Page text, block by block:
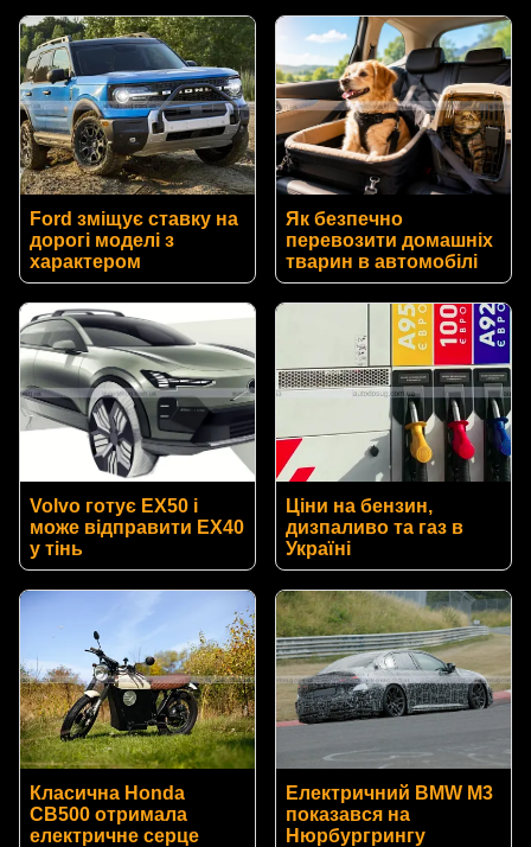
Ford зміщує ставку на
дорогі моделі з
характером
Як безпечно
перевозити домашніх
тварин в автомобілі
Volvo готує EX50 і
може відправити EX40
у тінь
Ціни на бензин,
дизпаливо та газ в
Україні
Класична Honda
CB500 отримала
електричне серце
Електричний BMW M3
показався на
Нюрбургрингу